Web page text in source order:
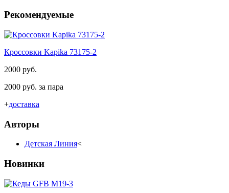
Рекомендуемые
Кроссовки Kapika 73175-2
2000 руб.
2000 руб. за пара
+доставка
Авторы
Детская Линия<
Новинки